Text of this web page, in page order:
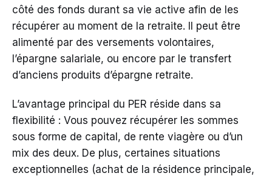
côté des fonds durant sa vie active afin de les
récupérer au moment de la retraite. Il peut être
alimenté par des versements volontaires,
l’épargne salariale, ou encore par le transfert
d’anciens produits d’épargne retraite.
L’avantage principal du PER réside dans sa
flexibilité : Vous pouvez récupérer les sommes
sous forme de capital, de rente viagère ou d’un
mix des deux. De plus, certaines situations
exceptionnelles (achat de la résidence principale,